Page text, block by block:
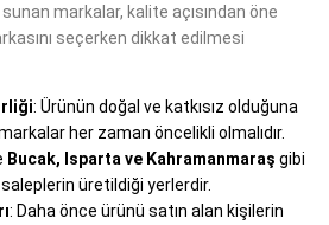
markalar, kalite açısından öne
seçerken dikkat edilmesi
: Ürünün doğal ve katkısız olduğuna
her zaman öncelikli olmalıdır.
Bucak, Isparta ve Kahramanmaraş gibi
üretildiği yerlerdir.
: Daha önce ürünü satın alan kişilerin